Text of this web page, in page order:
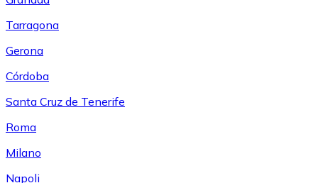
Tarragona
Gerona
Córdoba
Santa Cruz de Tenerife
Roma
Milano
Napoli